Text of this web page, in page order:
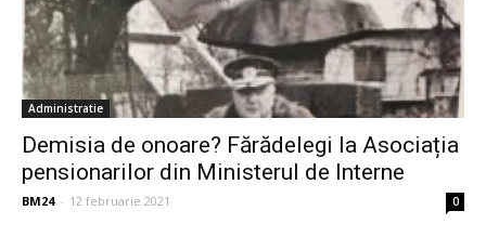
Administratie
Demisia de onoare? Fărădelegi la Asociația
pensionarilor din Ministerul de Interne
BM24 - 12 februarie 2021 0